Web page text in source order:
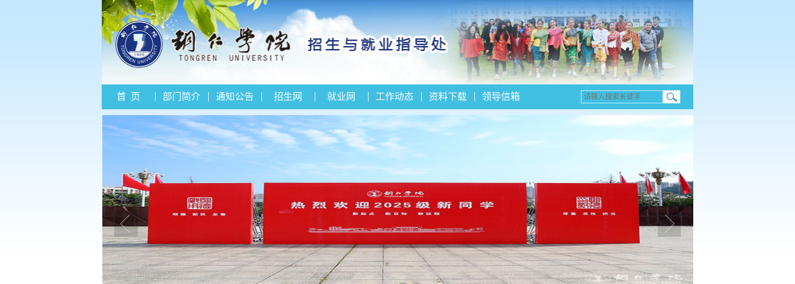
首 页 部门简介 通知公告 招生网 就业网 工作动态 资料下载 领导信箱
我要写信 信件查询